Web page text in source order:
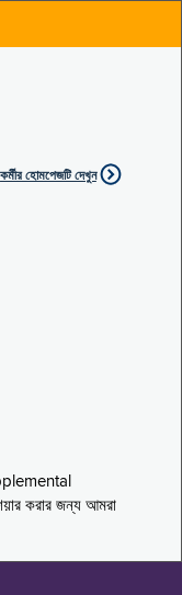
কর্মীর হোমপেজটি দেখুন
করার জন্য আমরা